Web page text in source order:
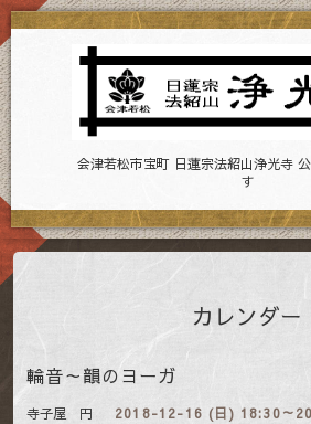
会津若松市宝町 日蓮宗法紹山浄光寺
す
カレンダー
輪音～韻のヨーガ
寺子屋 円
2018-12-16 (日) 18:30～